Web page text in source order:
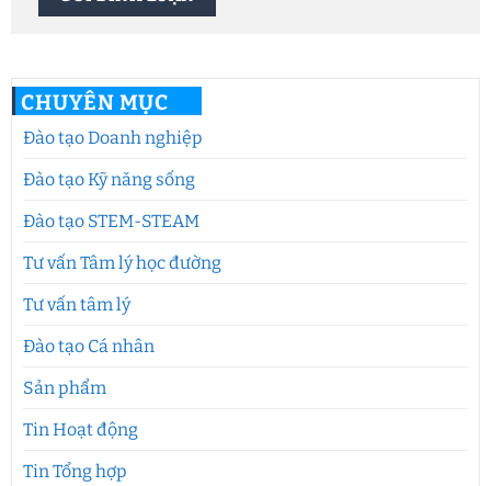
CHUYÊN MỤC
Đào tạo Doanh nghiệp
Đào tạo Kỹ năng sống
Đào tạo STEM-STEAM
Tư vấn Tâm lý học đường
Tư vấn tâm lý
Đào tạo Cá nhân
Sản phẩm
Tin Hoạt động
Tin Tổng hợp